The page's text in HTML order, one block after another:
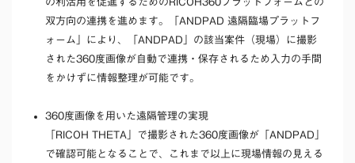
双方向の連携を進めます。「ANDPAD 遠隔臨場プラットフ
ォーム」により、「ANDPAD」の該当案件（現場）に撮影
された360度画像が自動で連携・保存されるため入力の手間
をかけずに情報整理が可能です。
360度画像を用いた遠隔管理の実現
「RICOH THETA」で撮影された360度画像が「ANDPAD」
で確認可能となることで、これまで以上に現場情報の見える